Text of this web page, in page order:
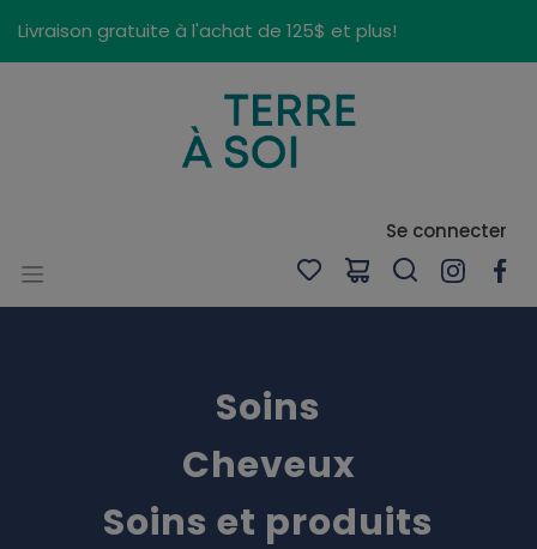
Livraison gratuite à l'achat de 125$ et plus!
Se connecter
Soins
Cheveux
Soins et produits